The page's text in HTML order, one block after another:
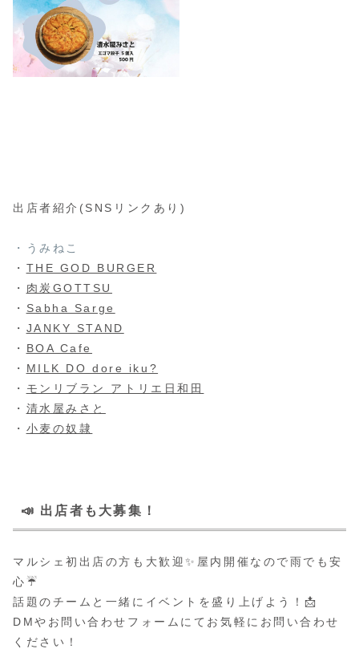
出店者紹介(SNSリンクあり)
・うみねこ
・ THE GOD BURGER
・ 肉炭GOTTSU
・ Sabha Sarge
・ JANKY STAND
・ BOA Cafe
・ MILK DO dore iku?
・ モンリブラン アトリエ日和田
・ 清水屋みさと
・ 小麦の奴隷
📣 出店者も大募集！
マルシェ初出店の方も大歓迎✨屋内開催なので雨でも安
心☔
話題のチームと一緒にイベントを盛り上げよう！📩
DMやお問い合わせフォームにてお気軽にお問い合わせ
ください！